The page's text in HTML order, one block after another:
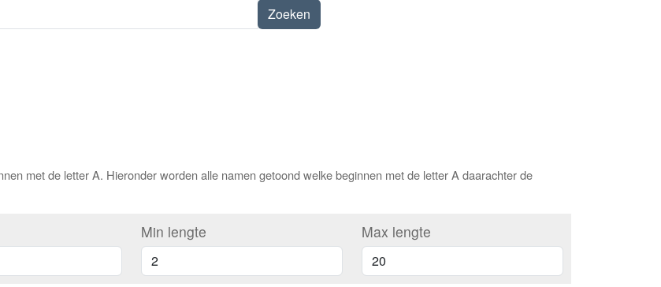
met de letter A. Hieronder worden alle namen getoond welke beginnen met de letter A daarachter de
Min lengte Max lengte